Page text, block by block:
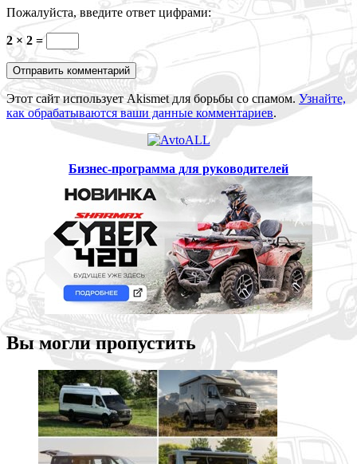
Пожалуйста, введите ответ цифрами:
2 × 2 =
Этот сайт использует Akismet для борьбы со спамом. Узнайте,
как обрабатываются ваши данные комментариев.
Бизнес-программа для руководителей
Вы могли пропустить